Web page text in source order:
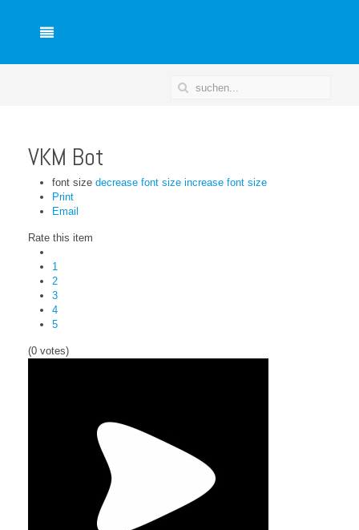
VKM Bot
font size decrease font size increase font size
Print
Email
Rate this item
1
2
3
4
5
(0 votes)